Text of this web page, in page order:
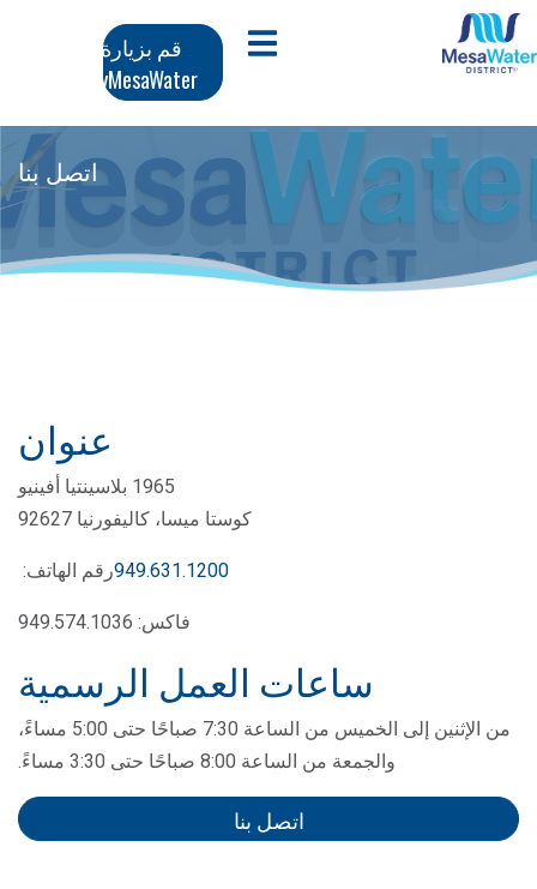
افتح قائمة الجوالقم بزيارة
MyMesaWater
اتصل بنا
عنوان
1965 بلاسينتيا أفينيو
كوستا ميسا، كاليفورنيا 92627
رقم الهاتف:949.631.1200
فاكس: 949.574.1036
ساعات العمل الرسمية
من الإثنين إلى الخميس من الساعة 7:30 صباحًا حتى 5:00 مساءً،
والجمعة من الساعة 8:00 صباحًا حتى 3:30 مساءً.
اتصل بنا